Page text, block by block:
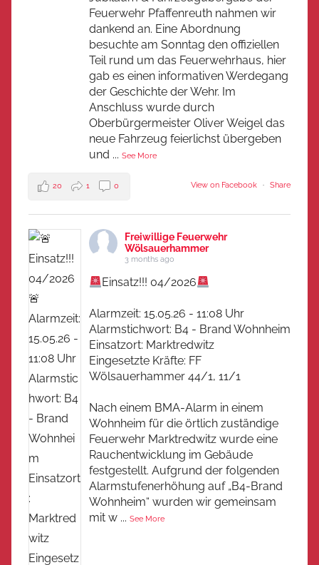
Feuerwehr Pfaffenreuth nahmen wir
dankend an. Eine Abordnung
besuchte am Sonntag den offiziellen
Teil rund um das Feuerwehrhaus, hier
gab es einen informativen Werdegang
der Geschichte der Wehr. Im
Anschluss wurde durch
Oberbürgermeister Oliver Weigel das
neue Fahrzeug feierlichst übergeben
und ... See More
View on Facebook · Share
20 1 0
Freiwillige Feuerwehr
Wölsauerhammer
3 months ago
Einsatz!!! 04/2026
Alarmzeit: 15.05.26 - 11:08 Uhr
Alarmstichwort: B4 - Brand Wohnheim
Einsatzort: Marktredwitz
Eingesetzte Kräfte: FF
Wölsauerhammer 44/1, 11/1
Nach einem BMA-Alarm in einem
Wohnheim für die örtlich zuständige
Feuerwehr Marktredwitz wurde eine
Rauchentwicklung im Gebäude
festgestellt. Aufgrund der folgenden
Alarmstufenerhöhung auf „B4-Brand
Wohnheim“ wurden wir gemeinsam
mit w ... See More